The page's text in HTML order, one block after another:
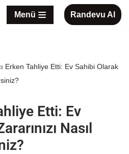
Menü Randevu Al
Erken Tahliye Etti: Ev Sahibi Olarak
Etti: Ev
Nasıl